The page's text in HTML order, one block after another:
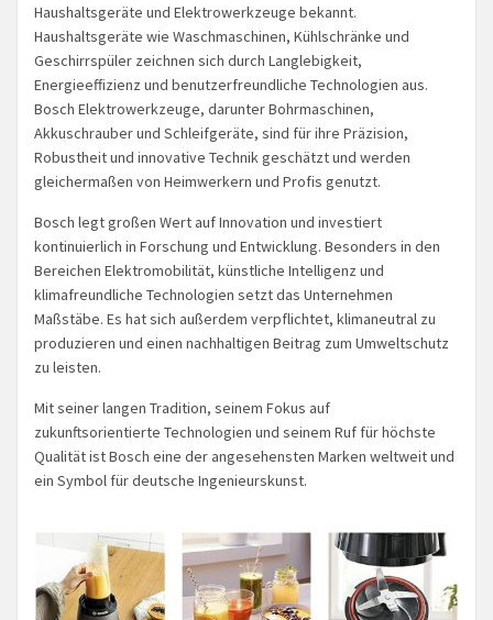
Haushaltsgeräte und Elektrowerkzeuge bekannt.
Haushaltsgeräte wie Waschmaschinen, Kühlschränke und
Geschirrspüler zeichnen sich durch Langlebigkeit,
Energieeffizienz und benutzerfreundliche Technologien aus.
Bosch Elektrowerkzeuge, darunter Bohrmaschinen,
Akkuschrauber und Schleifgeräte, sind für ihre Präzision,
Robustheit und innovative Technik geschätzt und werden
gleichermaßen von Heimwerkern und Profis genutzt.
Bosch legt großen Wert auf Innovation und investiert
kontinuierlich in Forschung und Entwicklung. Besonders in den
Bereichen Elektromobilität, künstliche Intelligenz und
klimafreundliche Technologien setzt das Unternehmen
Maßstäbe. Es hat sich außerdem verpflichtet, klimaneutral zu
produzieren und einen nachhaltigen Beitrag zum Umweltschutz
zu leisten.
Mit seiner langen Tradition, seinem Fokus auf
zukunftsorientierte Technologien und seinem Ruf für höchste
Qualität ist Bosch eine der angesehensten Marken weltweit und
ein Symbol für deutsche Ingenieurskunst.